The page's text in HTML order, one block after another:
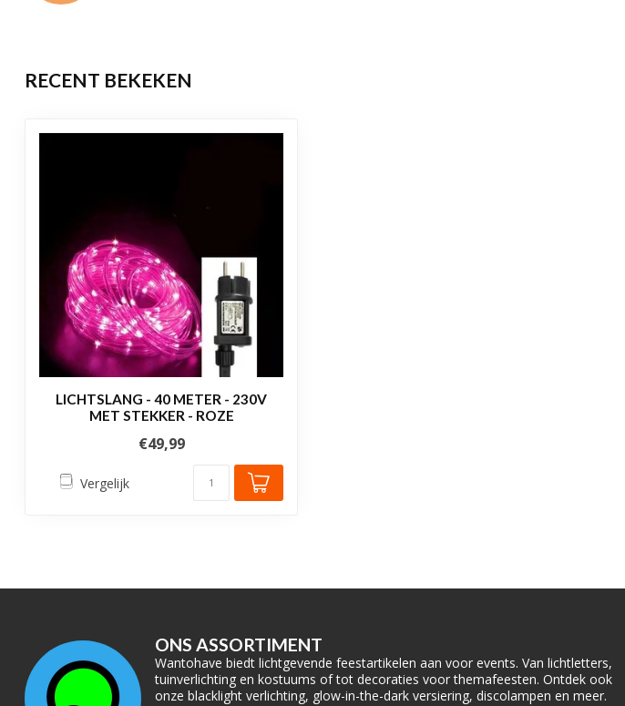
Garantie
RECENT BEKEKEN
LICHTSLANG - 40 METER - 230V
MET STEKKER - ROZE
€49,99
Vergelijk
ONS ASSORTIMENT
Wantohave biedt lichtgevende feestartikelen aan voor events. Van lichtletters,
tuinverlichting en kostuums of tot decoraties voor themafeesten. Ontdek ook
onze blacklight verlichting, glow-in-the-dark versiering, discolampen en meer.